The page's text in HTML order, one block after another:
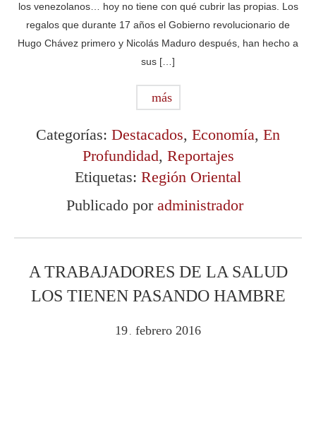
los venezolanos… hoy no tiene con qué cubrir las propias. Los
regalos que durante 17 años el Gobierno revolucionario de
Hugo Chávez primero y Nicolás Maduro después, han hecho a
sus […]
más
Categorías: Destacados, Economía, En
Profundidad, Reportajes
Etiquetas: Región Oriental
Publicado por administrador
A TRABAJADORES DE LA SALUD
LOS TIENEN PASANDO HAMBRE
19 . febrero 2016